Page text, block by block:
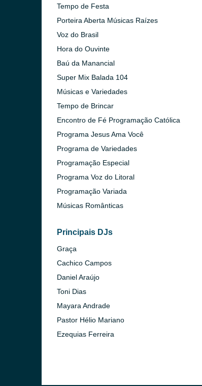
Tempo de Festa
Porteira Aberta Músicas Raízes
Voz do Brasil
Hora do Ouvinte
Baú da Manancial
Super Mix Balada 104
Músicas e Variedades
Tempo de Brincar
Encontro de Fé Programação Católica
Programa Jesus Ama Você
Programa de Variedades
Programação Especial
Programa Voz do Litoral
Programação Variada
Músicas Românticas
Principais DJs
Graça
Cachico Campos
Daniel Araújo
Toni Dias
Mayara Andrade
Pastor Hélio Mariano
Ezequias Ferreira